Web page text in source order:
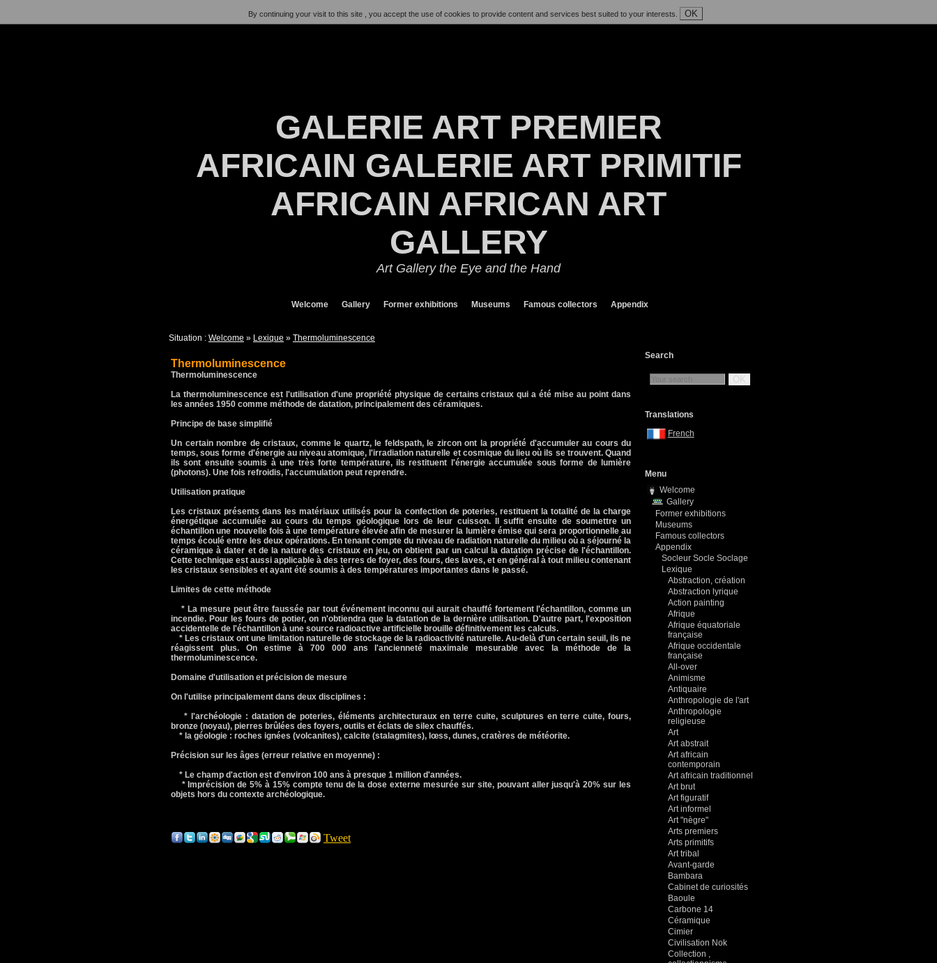
By continuing your visit to this site , you accept the use of cookies to provide content and services best suited to your interests. OK
GALERIE ART PREMIER
AFRICAIN GALERIE ART PRIMITIF
AFRICAIN AFRICAN ART
GALLERY
Art Gallery the Eye and the Hand
Welcome Gallery Former exhibitions Museums Famous collectors Appendix
Situation : Welcome » Lexique » Thermoluminescence
Thermoluminescence
Thermoluminescence
La thermoluminescence est l'utilisation d'une propriété physique de certains cristaux qui a été mise au point dans
les années 1950 comme méthode de datation, principalement des céramiques.
Principe de base simplifié
Un certain nombre de cristaux, comme le quartz, le feldspath, le zircon ont la propriété d'accumuler au cours du
temps, sous forme d'énergie au niveau atomique, l'irradiation naturelle et cosmique du lieu où ils se trouvent. Quand
ils sont ensuite soumis à une très forte température, ils restituent l'énergie accumulée sous forme de lumière
(photons). Une fois refroidis, l'accumulation peut reprendre.
Utilisation pratique
Les cristaux présents dans les matériaux utilisés pour la confection de poteries, restituent la totalité de la charge
énergétique accumulée au cours du temps géologique lors de leur cuisson. Il suffit ensuite de soumettre un
échantillon une nouvelle fois à une température élevée afin de mesurer la lumière émise qui sera proportionnelle au
temps écoulé entre les deux opérations. En tenant compte du niveau de radiation naturelle du milieu où a séjourné la
céramique à dater et de la nature des cristaux en jeu, on obtient par un calcul la datation précise de l'échantillon.
Cette technique est aussi applicable à des terres de foyer, des fours, des laves, et en général à tout milieu contenant
les cristaux sensibles et ayant été soumis à des températures importantes dans le passé.
Limites de cette méthode
* La mesure peut être faussée par tout événement inconnu qui aurait chauffé fortement l'échantillon, comme un
incendie. Pour les fours de potier, on n'obtiendra que la datation de la dernière utilisation. D'autre part, l'exposition
accidentelle de l'échantillon à une source radioactive artificielle brouille définitivement les calculs.
* Les cristaux ont une limitation naturelle de stockage de la radioactivité naturelle. Au-delà d'un certain seuil, ils ne
réagissent plus. On estime à 700 000 ans l'ancienneté maximale mesurable avec la méthode de la
thermoluminescence.
Domaine d'utilisation et précision de mesure
On l'utilise principalement dans deux disciplines :
* l'archéologie : datation de poteries, éléments architecturaux en terre cuite, sculptures en terre cuite, fours,
bronze (noyau), pierres brûlées des foyers, outils et éclats de silex chauffés.
* la géologie : roches ignées (volcanites), calcite (stalagmites), lœss, dunes, cratères de météorite.
Précision sur les âges (erreur relative en moyenne) :
* Le champ d'action est d'environ 100 ans à presque 1 million d'années.
* Imprécision de 5% à 15% compte tenu de la dose externe mesurée sur site, pouvant aller jusqu'à 20% sur les
objets hors du contexte archéologique.
Tweet
Search
OK
Translations
French
Menu
Welcome
Gallery
Former exhibitions
Museums
Famous collectors
Appendix
Socleur Socle Soclage
Lexique
Abstraction, création
Abstraction lyrique
Action painting
Afrique
Afrique équatoriale
française
Afrique occidentale
française
All-over
Animisme
Antiquaire
Anthropologie de l'art
Anthropologie
religieuse
Art
Art abstrait
Art africain
contemporain
Art africain traditionnel
Art brut
Art figuratif
Art informel
Art "nègre"
Arts premiers
Arts primitifs
Art tribal
Avant-garde
Bambara
Cabinet de curiosités
Baoule
Carbone 14
Céramique
Cimier
Civilisation Nok
Collection ,